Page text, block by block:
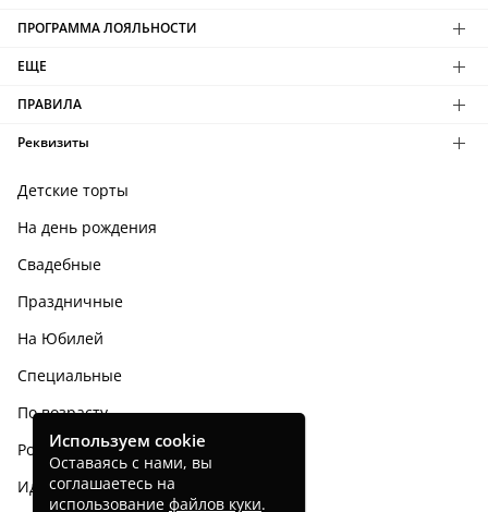
ПРОГРАММА ЛОЯЛЬНОСТИ
ЕЩЕ
ПРАВИЛА
Реквизиты
Детские торты
На день рождения
Свадебные
Праздничные
На Юбилей
Специальные
По возрасту
Родным и близким
Идеи тортов
Используем cookie
Оставаясь с нами, вы
соглашаетесь на
использование файлов куки.